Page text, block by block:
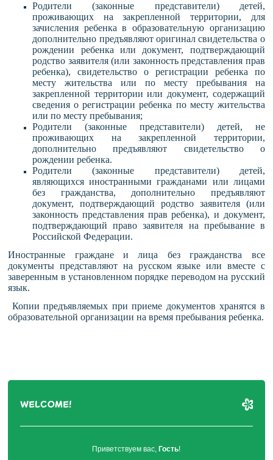
Родители (законные представители) детей,
проживающих на закрепленной территории, для
зачисления ребенка в образовательную организацию
дополнительно предъявляют оригинал свидетельства о
рождении ребенка или документ, подтверждающий
родство заявителя (или законность представления прав
ребенка), свидетельство о регистрации ребенка по
месту жительства или по месту пребывания на
закрепленной территории или документ, содержащий
сведения о регистрации ребенка по месту жительства
или по месту пребывания;
Родители (законные представители) детей, не
проживающих на закрепленной территории,
дополнительно предъявляют свидетельство о
рождении ребенка.
Родители (законные представители) детей,
являющихся иностранными гражданами или лицами
без гражданства, дополнительно предъявляют
документ, подтверждающий родство заявителя (или
законность представления прав ребенка), и документ,
подтверждающий право заявителя на пребывание в
Российской Федерации.
Иностранные граждане и лица без гражданства все
документы представляют на русском языке или вместе с
заверенным в установленном порядке переводом на русский
язык.
Копии предъявляемых при приеме документов хранятся в
образовательной организации на время пребывания ребенка.
WELCOME!
Приветствуем вас, Гость!